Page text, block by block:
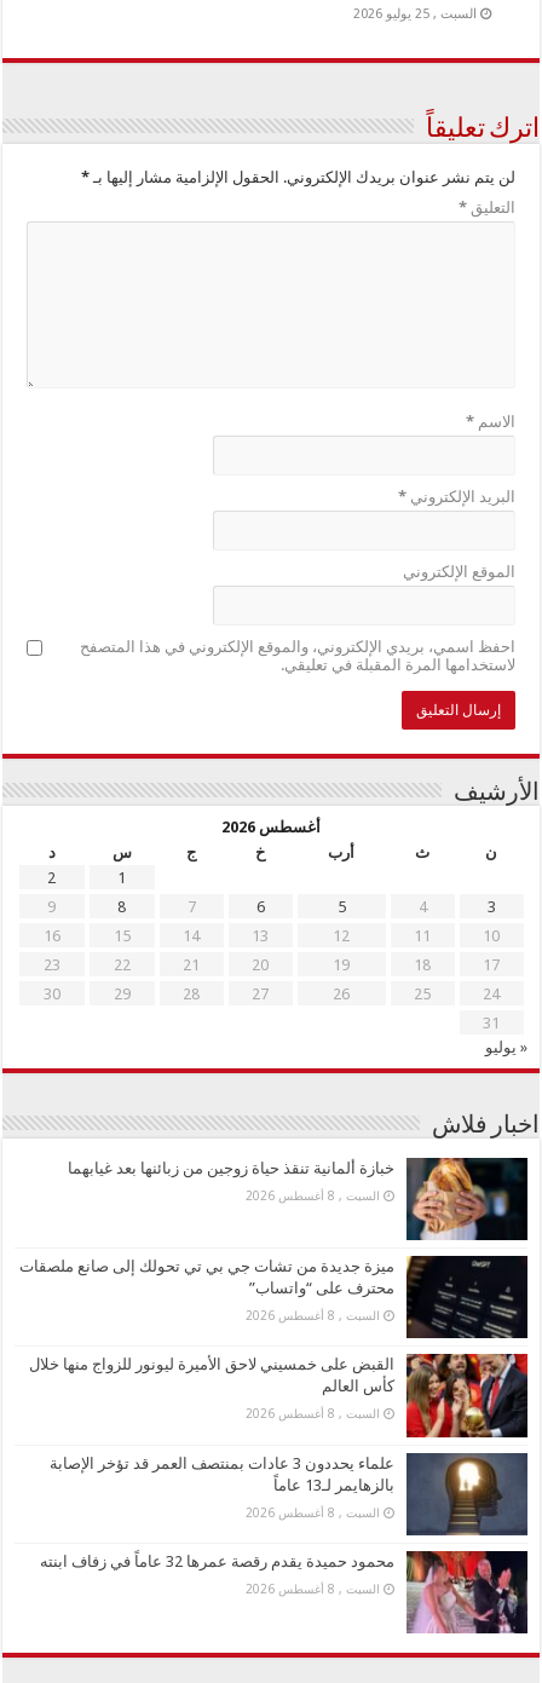
السبت , 25 يوليو 2026
اترك تعليقاً
لن يتم نشر عنوان بريدك الإلكتروني. الحقول الإلزامية مشار إليها بـ*
التعليق*
الاسم*
البريد الإلكتروني*
الموقع الإلكتروني
احفظ اسمي، بريدي الإلكتروني، والموقع الإلكتروني في هذا المتصفح
لاستخدامها المرة المقبلة في تعليقي.
الأرشيف
أغسطس 2026
ن
ث أرب خ ج س
د
1
2
3
4
5
6
7
8
9
10
11
12
13
14
15
16
17
18
19
20
21
22
23
24
25
26
27
28
29
30
31
« يوليو
اخبار فلاش
خبازة ألمانية تنقذ حياة زوجين من زبائنها بعد غيابهما
السبت , 8 أغسطس 2026
ميزة جديدة من تشات جي بي تي تحولك إلى صانع ملصقات
محترف على “واتساب”
السبت , 8 أغسطس 2026
القبض على خمسيني لاحق الأميرة ليونور للزواج منها خلال
كأس العالم
السبت , 8 أغسطس 2026
علماء يحددون 3 عادات بمنتصف العمر قد تؤخر الإصابة
بالزهايمر لـ13 عاماً
السبت , 8 أغسطس 2026
محمود حميدة يقدم رقصة عمرها 32 عاماً في زفاف ابنته
السبت , 8 أغسطس 2026